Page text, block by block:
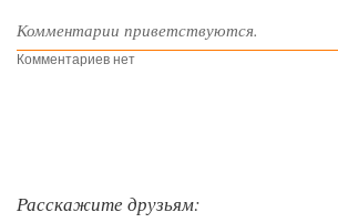
Комментарии приветствуются.
Комментариев нет
Расскажите друзьям: